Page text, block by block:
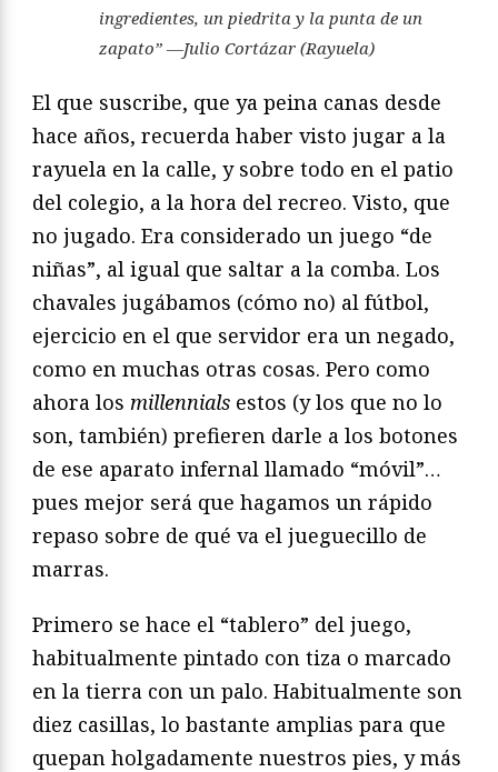
ingredientes, un piedrita y la punta de un
zapato” —Julio Cortázar (Rayuela)
El que suscribe, que ya peina canas desde
hace años, recuerda haber visto jugar a la
rayuela en la calle, y sobre todo en el patio
del colegio, a la hora del recreo. Visto, que
no jugado. Era considerado un juego “de
niñas”, al igual que saltar a la comba. Los
chavales jugábamos (cómo no) al fútbol,
ejercicio en el que servidor era un negado,
como en muchas otras cosas. Pero como
ahora los millennials estos (y los que no lo
son, también) prefieren darle a los botones
de ese aparato infernal llamado “móvil”…
pues mejor será que hagamos un rápido
repaso sobre de qué va el jueguecillo de
marras.
Primero se hace el “tablero” del juego,
habitualmente pintado con tiza o marcado
en la tierra con un palo. Habitualmente son
diez casillas, lo bastante amplias para que
quepan holgadamente nuestros pies, y más